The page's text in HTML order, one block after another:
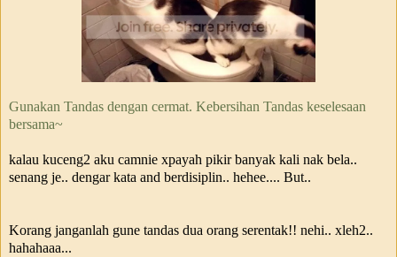
Gunakan Tandas dengan cermat. Kebersihan Tandas keselesaan
bersama~
kalau kuceng2 aku camnie xpayah pikir banyak kali nak bela..
senang je.. dengar kata and berdisiplin.. hehee.... But..
Korang janganlah gune tandas dua orang serentak!! nehi.. xleh2..
hahahaaa...